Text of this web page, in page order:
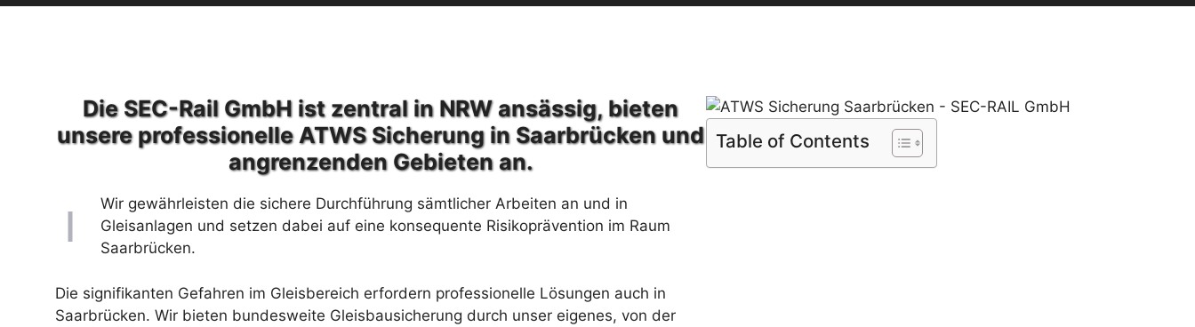
Die SEC-Rail GmbH ist zentral in NRW ansässig, bieten
unsere professionelle ATWS Sicherung in Saarbrücken und
angrenzenden Gebieten an.
Wir gewährleisten die sichere Durchführung sämtlicher Arbeiten an und in
Gleisanlagen und setzen dabei auf eine konsequente Risikoprävention im Raum
Saarbrücken.
Die signifikanten Gefahren im Gleisbereich erfordern professionelle Lösungen auch in
Saarbrücken. Wir bieten bundesweite Gleisbausicherung durch unser eigenes, von der
Table of Contents